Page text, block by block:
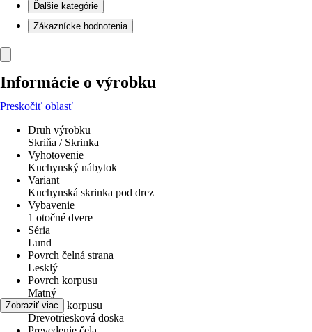
Ďalšie kategórie
Zákaznícke hodnotenia
Informácie o výrobku
Preskočiť oblasť
Druh výrobku
Skriňa / Skrinka
Vyhotovenie
Kuchynský nábytok
Variant
Kuchynská skrinka pod drez
Vybavenie
1 otočné dvere
Séria
Lund
Povrch čelná strana
Lesklý
Povrch korpusu
Matný
Materiál korpusu
Drevotriesková doska
Zobraziť viac